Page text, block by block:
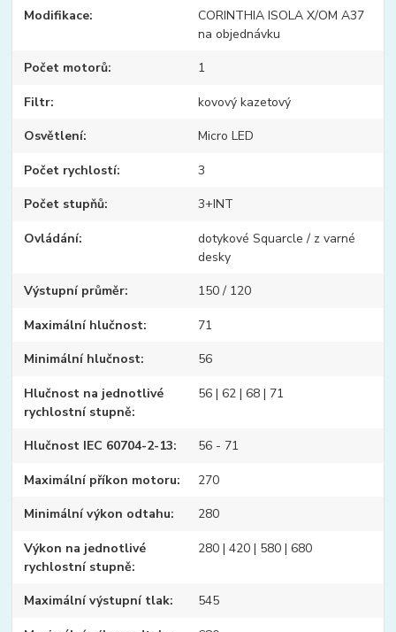
Modifikace
CORINTHIA ISOLA X/OM A37
na objednávku
Počet motorů 1
Filtr kovový kazetový
Osvětlení Micro LED
Počet rychlostí 3
Počet stupňů 3+INT
Ovládání
dotykové Squarcle / z varné
desky
Výstupní průměr 150 / 120
Maximální hlučnost 71
Minimální hlučnost 56
Hlučnost na jednotlivé
rychlostní stupně
56 | 62 | 68 | 71
Hlučnost IEC 60704-2-13 56 - 71
Maximální příkon motoru 270
Minimální výkon odtahu 280
Výkon na jednotlivé
rychlostní stupně
280 | 420 | 580 | 680
Maximální výstupní tlak 545